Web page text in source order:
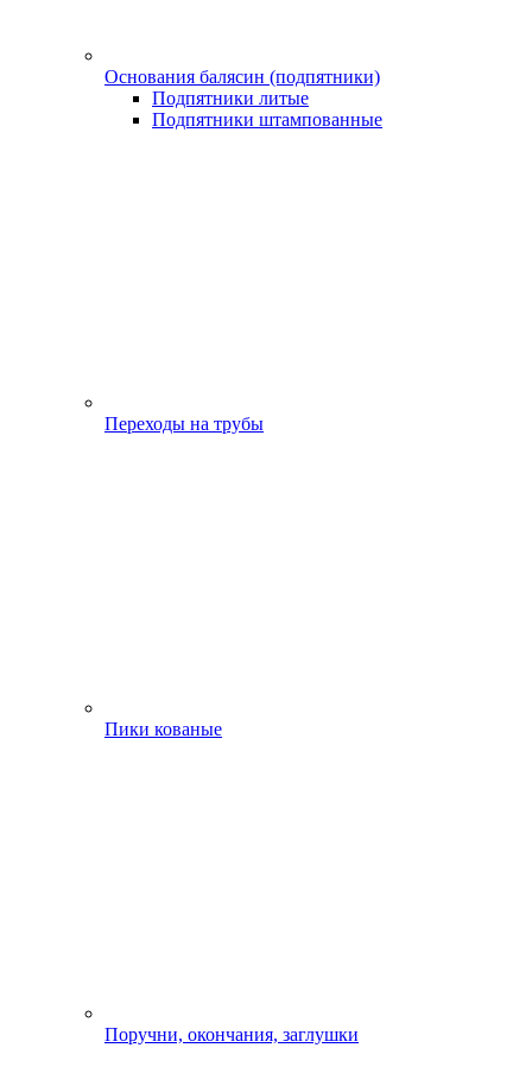
Основания балясин (подпятники)
Подпятники литые
Подпятники штампованные
Переходы на трубы
Пики кованые
Поручни, окончания, заглушки